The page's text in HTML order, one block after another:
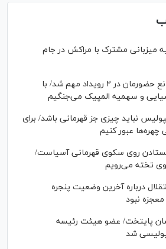
میزبانی مشترک با مراکش در جام
گل‌خندان: جنگ، مانع حضورمان در ۲ رویداد مهم شد/ با
و سهمیه المپیک می‌جنگیم
نباید چیزی جز قهرمانی باشد/ برای
چهره‌ها عبور کنیم
روی سکوی قهرمانی آسیاست/
روی تخته می‌رویم
درباره آخرین وضعیت پنجره
معجزه نبود
پایتخت/ عضو هیئت رئیسه
شد